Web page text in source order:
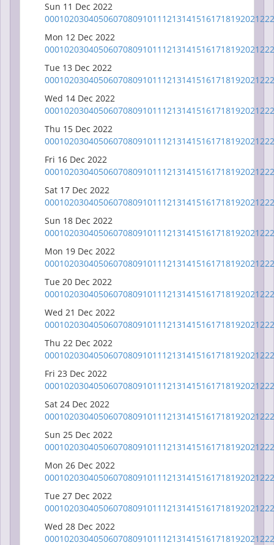
Sun 11 Dec 2022
000102030405060708091011 1213141516171819202122
Mon 12 Dec 2022
000102030405060708091011 1213141516171819202122
Tue 13 Dec 2022
000102030405060708091011 1213141516171819202122
Wed 14 Dec 2022
000102030405060708091011 1213141516171819202122
Thu 15 Dec 2022
000102030405060708091011 1213141516171819202122
Fri 16 Dec 2022
000102030405060708091011 1213141516171819202122
Sat 17 Dec 2022
000102030405060708091011 1213141516171819202122
Sun 18 Dec 2022
000102030405060708091011 1213141516171819202122
Mon 19 Dec 2022
000102030405060708091011 1213141516171819202122
Tue 20 Dec 2022
000102030405060708091011 1213141516171819202122
Wed 21 Dec 2022
000102030405060708091011 1213141516171819202122
Thu 22 Dec 2022
000102030405060708091011 1213141516171819202122
Fri 23 Dec 2022
000102030405060708091011 1213141516171819202122
Sat 24 Dec 2022
000102030405060708091011 1213141516171819202122
Sun 25 Dec 2022
000102030405060708091011 1213141516171819202122
Mon 26 Dec 2022
000102030405060708091011 1213141516171819202122
Tue 27 Dec 2022
000102030405060708091011 1213141516171819202122
Wed 28 Dec 2022
000102030405060708091011 1213141516171819202122